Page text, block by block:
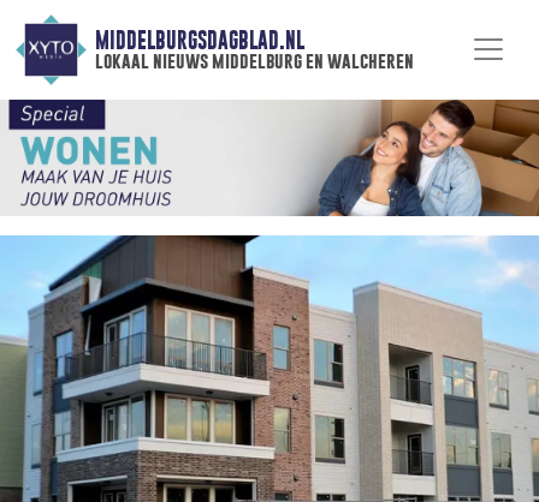
MIDDELBURGSDAGBLAD.NL
lokaal nieuws middelburg en walcheren